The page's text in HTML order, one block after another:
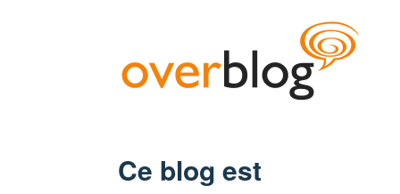
Ce blog est